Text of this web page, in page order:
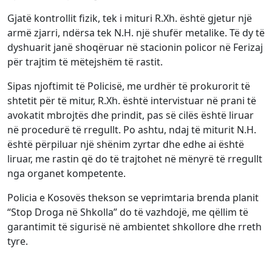
Gjatë kontrollit fizik, tek i mituri R.Xh. është gjetur një
armë zjarri, ndërsa tek N.H. një shufër metalike. Të dy të
dyshuarit janë shoqëruar në stacionin policor në Ferizaj
për trajtim të mëtejshëm të rastit.
Sipas njoftimit të Policisë, me urdhër të prokurorit të
shtetit për të mitur, R.Xh. është intervistuar në prani të
avokatit mbrojtës dhe prindit, pas së cilës është liruar
në procedurë të rregullt. Po ashtu, ndaj të miturit N.H.
është përpiluar një shënim zyrtar dhe edhe ai është
liruar, me rastin që do të trajtohet në mënyrë të rregullt
nga organet kompetente.
Policia e Kosovës thekson se veprimtaria brenda planit
“Stop Droga në Shkolla” do të vazhdojë, me qëllim të
garantimit të sigurisë në ambientet shkollore dhe rreth
tyre.